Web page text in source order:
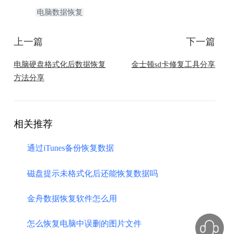
电脑数据恢复
上一篇
电脑硬盘格式化后数据恢复
方法分享
下一篇
金士顿sd卡修复工具分享
相关推荐
通过iTunes备份恢复数据
磁盘提示未格式化后还能恢复数据吗
金舟数据恢复软件怎么用
怎么恢复电脑中误删的图片文件